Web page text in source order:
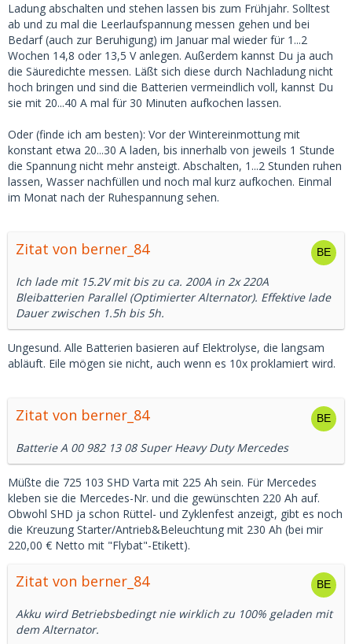
Ladung abschalten und stehen lassen bis zum Frühjahr. Solltest
ab und zu mal die Leerlaufspannung messen gehen und bei
Bedarf (auch zur Beruhigung) im Januar mal wieder für 1...2
Wochen 14,8 oder 13,5 V anlegen. Außerdem kannst Du ja auch
die Säuredichte messen. Läßt sich diese durch Nachladung nicht
hoch bringen und sind die Batterien vermeindlich voll, kannst Du
sie mit 20...40 A mal für 30 Minuten aufkochen lassen.
Oder (finde ich am besten): Vor der Wintereinmottung mit
konstant etwa 20...30 A laden, bis innerhalb von jeweils 1 Stunde
die Spannung nicht mehr ansteigt. Abschalten, 1...2 Stunden ruhen
lassen, Wasser nachfüllen und noch mal kurz aufkochen. Einmal
im Monat nach der Ruhespannung sehen.
Zitat von berner_84
Ich lade mit 15.2V mit bis zu ca. 200A in 2x 220A
Bleibatterien Parallel (Optimierter Alternator). Effektive lade
Dauer zwischen 1.5h bis 5h.
Ungesund. Alle Batterien basieren auf Elektrolyse, die langsam
abläuft. Eile mögen sie nicht, auch wenn es 10x proklamiert wird.
Zitat von berner_84
Batterie A 00 982 13 08 Super Heavy Duty Mercedes
Müßte die 725 103 SHD Varta mit 225 Ah sein. Für Mercedes
kleben sie die Mercedes-Nr. und die gewünschten 220 Ah auf.
Obwohl SHD ja schon Rüttel- und Zyklenfest anzeigt, gibt es noch
die Kreuzung Starter/Antrieb&Beleuchtung mit 230 Ah (bei mir
220,00 € Netto mit "Flybat"-Etikett).
Zitat von berner_84
Akku wird Betriebsbedingt nie wirklich zu 100% geladen mit
dem Alternator.